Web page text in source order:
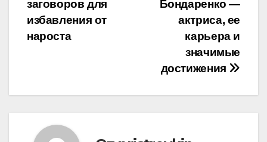
по
записям
Бондаренко —
актриса, ее
карьера и
значимые
достижения
заговоров для
избавления от
нароста